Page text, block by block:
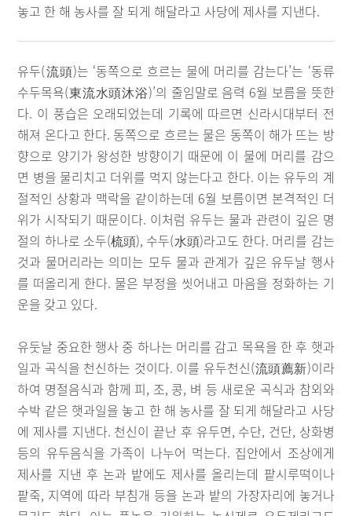
놓고 한 해 농사를 잘 되게 해달라고 사당에 제사를 지낸다.
유두(流頭)는 ‘동쪽으로 흐르는 물에 머리를 감는다’는 ‘동류
수두목욕(東流水頭沐浴)’의 줄임말로 음력 6월 보름을 뜻한
다. 이 풍습은 오래되었는데 기록에 따르면 신라시대부터 전
해져 온다고 한다. 동쪽으로 흐르는 물은 동쪽이 해가 뜨는 방
향으로 양기가 왕성한 방향이기 때문에 이 물에 머리를 감으
면 병을 물리치고 더위를 먹지 않는다고 한다. 이는 유두의 계
절적인 상황과 맥락을 같이하는데 6월 보름이면 본격적인 더
위가 시작되기 때문이다. 이처럼 유두는 물과 관련이 깊은 명
절의 하나로 소두(梳頭), 수두(水頭)라고도 한다. 머리를 감는
것과 물머리라는 의미는 모두 물과 관계가 깊은 유두날 행사
를 떠올리게 한다. 물은 부정을 씻어내고 마음을 정화하는 기
운을 갖고 있다.
유둣날 중요한 행사 중 하나는 머리를 감고 목욕을 한 후 햇과
일과 곡식을 천신하는 것이다. 이를 유두천신(流頭薦新)이라
하여 명절음식과 함께 피, 조, 콩, 벼 등 새로운 곡식과 참외와
수박 같은 햇과일을 놓고 한 해 농사를 잘 되게 해달라고 사당
에 제사를 지낸다. 천신이 끝난 후 유두면, 수단, 건단, 상화병
등의 유두음식을 가족이 나누어 먹는다. 집안에서 조상에게
제사를 지낸 후 논과 밭에도 제사를 올리는데 팥시루떡이나
팥죽, 지역에 따라 부침개 등을 논과 밭의 가장자리에 놓거나